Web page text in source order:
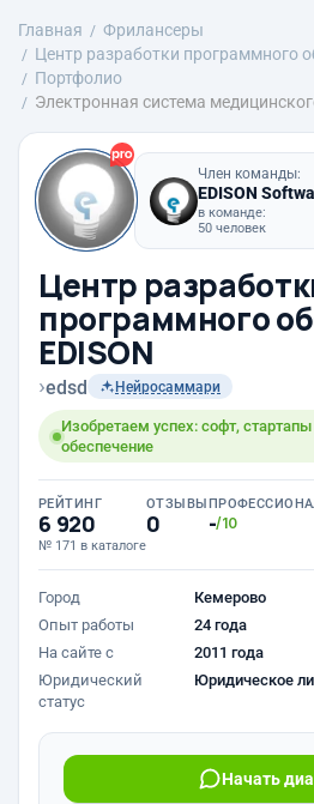
Главная
Фрилансеры
Центр разработки программного
Портфолио
Электронная система
Член команды:
EDISON
в команде:
50 человек
Центр
программного
EDISON
›edsd Нейросаммари
Изобретаем успех: софт,
обеспечение
РЕЙТИНГ
6 920
№ 171 в каталоге
ОТЗЫВЫ
0 -/10
Город
Кемерово
Опыт работы
24 года
На сайте с
2011 года
Юридический
статус
Юридическое
Начать